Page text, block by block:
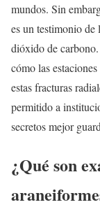
mundos. Sin
es un testimonio
dióxido de carbono.
cómo las
estas fracturas
permitido a
secretos mejor
¿Qué son